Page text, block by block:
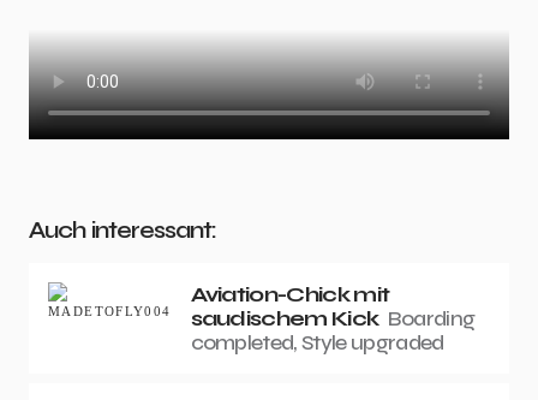
Auch interessant:
Aviation-Chick mit
saudischem Kick Boarding
completed, Style upgraded